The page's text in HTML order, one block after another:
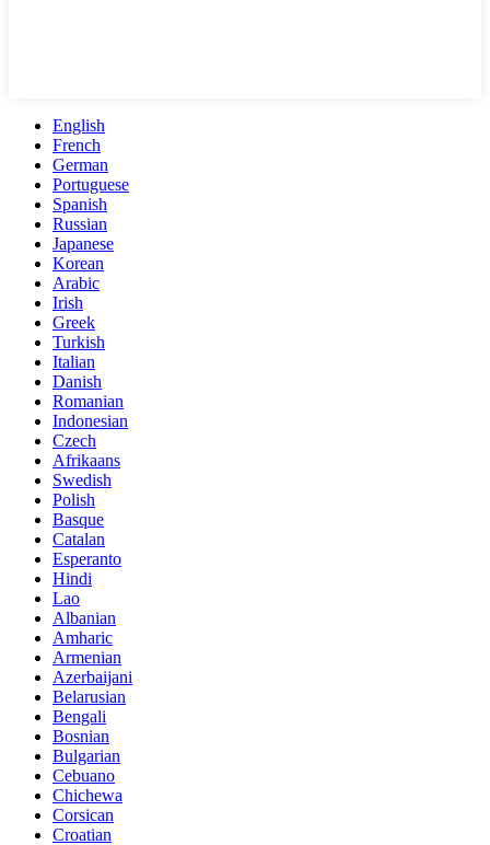
English
French
German
Portuguese
Spanish
Russian
Japanese
Korean
Arabic
Irish
Greek
Turkish
Italian
Danish
Romanian
Indonesian
Czech
Afrikaans
Swedish
Polish
Basque
Catalan
Esperanto
Hindi
Lao
Albanian
Amharic
Armenian
Azerbaijani
Belarusian
Bengali
Bosnian
Bulgarian
Cebuano
Chichewa
Corsican
Croatian